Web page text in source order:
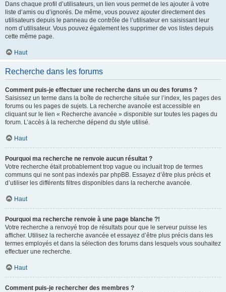
Dans chaque profil d’utilisateurs, un lien vous permet de les ajouter à votre
liste d’amis ou d’ignorés. De même, vous pouvez ajouter directement des
utilisateurs depuis le panneau de contrôle de l’utilisateur en saisissant leur
nom d’utilisateur. Vous pouvez également les supprimer de vos listes depuis
cette même page.
Haut
Recherche dans les forums
Comment puis-je effectuer une recherche dans un ou des forums ?
Saisissez un terme dans la boîte de recherche située sur l’index, les pages des
forums ou les pages de sujets. La recherche avancée est accessible en
cliquant sur le lien « Recherche avancée » disponible sur toutes les pages du
forum. L’accès à la recherche dépend du style utilisé.
Haut
Pourquoi ma recherche ne renvoie aucun résultat ?
Votre recherche était probablement trop vague ou incluait trop de termes
communs qui ne sont pas indexés par phpBB. Essayez d’être plus précis et
d’utiliser les différents filtres disponibles dans la recherche avancée.
Haut
Pourquoi ma recherche renvoie à une page blanche ?!
Votre recherche a renvoyé trop de résultats pour que le serveur puisse les
afficher. Utilisez la recherche avancée et essayez d’être plus précis dans les
termes employés et dans la sélection des forums dans lesquels vous souhaitez
effectuer une recherche.
Haut
Comment puis-je rechercher des membres ?